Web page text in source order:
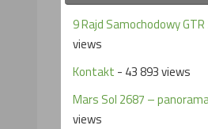
9 Rajd Samochodowy
views
Kontakt - 43 893 views
Mars Sol 2687 –
views